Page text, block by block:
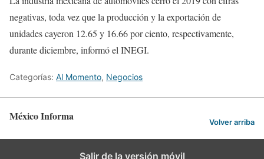
negativas, toda vez que la producción y la exportación de
unidades cayeron 12.65 y 16.66 por ciento, respectivamente,
durante diciembre, informó el INEGI.
Categorías: Al Momento, Negocios
México Informa Volver arriba
Salir de la versión móvil